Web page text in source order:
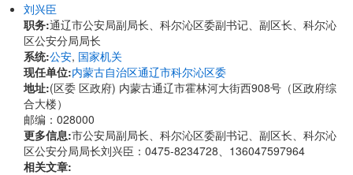
刘兴臣
职务:通辽市公安局副局长、科尔沁区委副书记、副区长、科尔沁
区公安分局局长
系统:公安, 国家机关
现任单位:内蒙古自治区通辽市科尔沁区委
地址:(区委 区政府) 内蒙古通辽市霍林河大街西908号（区政府综
合大楼）
邮编：028000
更多信息:市公安局副局长、科尔沁区委副书记、副区长、科尔沁
区公安分局局长刘兴臣：0475-8234728、136047597964
相关文章: